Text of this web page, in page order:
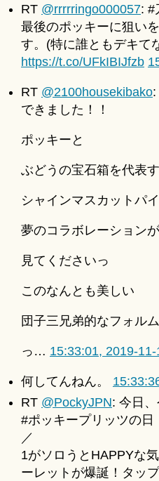
RT @rrrrringo000057: #
最後のポッキーに狙い
す。(特に誰ともデキて
https://t.co/UFkIBIJfzb
RT @2100housekibako
できました！！
ポッキーと
ぶどうの宝石箱を代表
シャインマスカットパ
夢のコラボレーション
見てくださいっ
このなんとも美しい
団子三兄弟的なフォル
っ… 15:33:01, 2019-11-
何してんねん。
RT @PockyJPN: 今日
#ポッキープリッツの日
／
1がソロうとHAPPYな
ーレットが爆誕！タッ